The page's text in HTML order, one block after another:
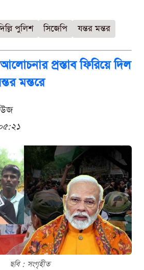
পুলিশ সিজেপি যন্তর মন্তর
প্রস্তাব ফিরিয়ে দিল
মন্তরে
ছবি : সংগৃহীত